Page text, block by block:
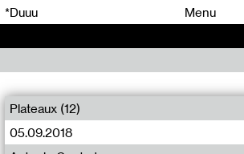
*Duuu Menu
Plateaux (12)
05.09.2018
00
00